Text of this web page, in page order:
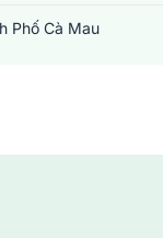
Phố Cà Mau